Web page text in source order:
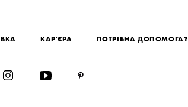
КАР'ЄРА ПОТРІБНА ДОПОМОГА?